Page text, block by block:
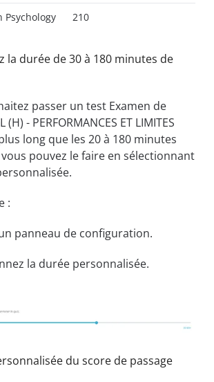
Psychology 210
la durée de 30 à 180 minutes de
passer un test Examen de
(H) - PERFORMANCES ET LIMITES
long que les 20 à 180 minutes
pouvez le faire en sélectionnant
:
panneau de configuration.
la durée personnalisée.
du score de passage